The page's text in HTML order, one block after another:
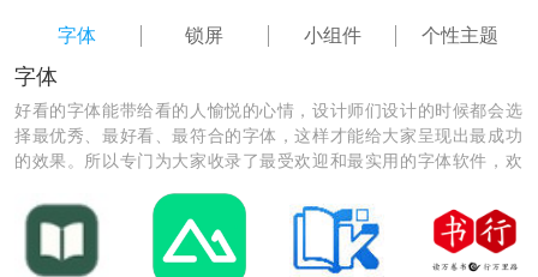
字体 锁屏 小组件 个性主题
字体
好看的字体能带给看的人愉悦的心情，设计师们设计的时候都会选
择最优秀、最好看、最符合的字体，这样才能给大家呈现出最成功
的效果。所以专门为大家收录了最受欢迎和最实用的字体软件，欢